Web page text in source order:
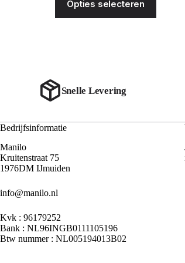
was:
€29.99.
is:
€15.00.
Opties selecteren
Snelle Levering
Bedrijfsinformatie
Manilo
Kruitenstraat 75
1976DM IJmuiden
info@manilo.nl
Kvk : 96179252
Bank : NL96INGB0111105196
Btw nummer : NL005194013B02